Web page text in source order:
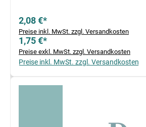
2,08 €*
Preise inkl. MwSt. zzgl. Versandkosten
1,75 €*
Preise exkl. MwSt. zzgl. Versandkosten
Preise inkl. MwSt. zzgl. Versandkosten